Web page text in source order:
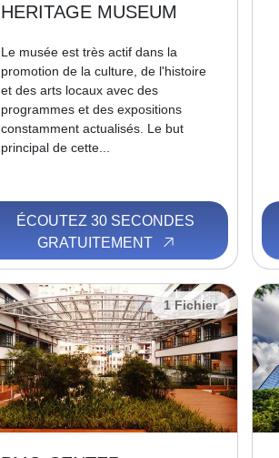
HERITAGE MUSEUM
Le musée est très actif dans la
promotion de la culture, de l'histoire
et des arts locaux avec des
programmes et des expositions
constamment actualisés. Le but
principal de cette...
ÉCOUTEZ 30 SECONDES
GRATUITEMENT
1 Fichier